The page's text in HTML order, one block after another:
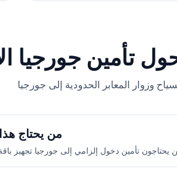
تأمين جورجيا
من يحتاج